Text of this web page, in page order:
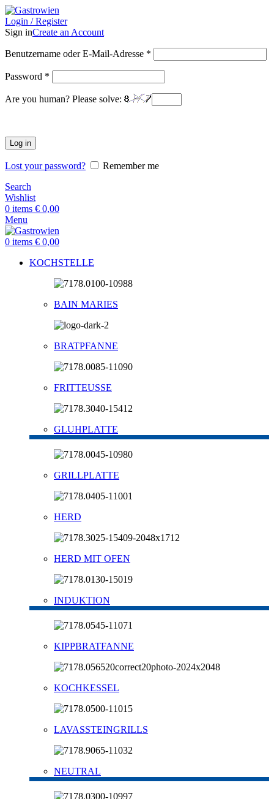
Login / Register
Sign inCreate an Account
Benutzername oder E-Mail-Adresse *
Password *
Are you human? Please solve:
Log in
Lost your password?
Remember me
Search
Wishlist
0 items € 0,00
Menu
0 items € 0,00
KOCHSTELLE
BAIN MARIES
BRATPFANNE
FRITTEUSSE
GLUHPLATTE
GRILLPLATTE
HERD
HERD MIT OFEN
INDUKTION
KIPPBRATFANNE
KOCHKESSEL
LAVASSTEINGRILLS
NEUTRAL